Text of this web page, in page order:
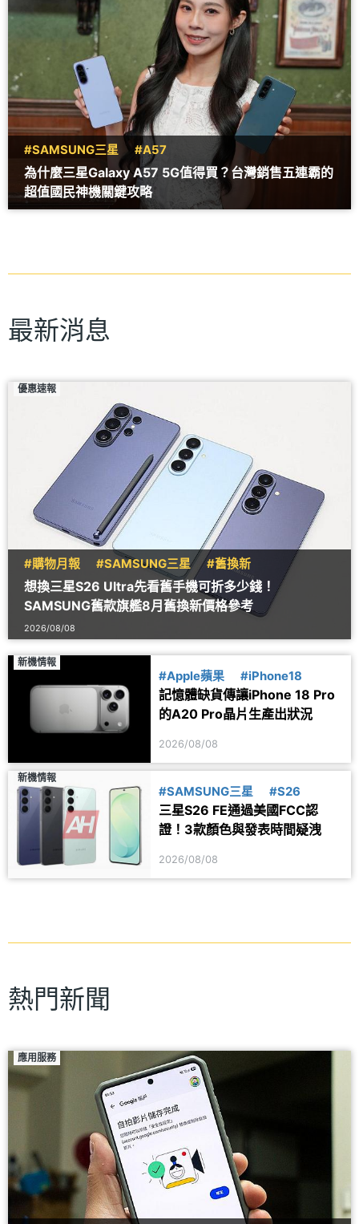
#SAMSUNG三星 #A57
為什麼三星Galaxy A57 5G值得買？台灣銷售五連霸的
超值國民神機關鍵攻略
最新消息
優惠速報
#購物月報 #SAMSUNG三星 #舊換新
想換三星S26 Ultra先看舊手機可折多少錢！
SAMSUNG舊款旗艦8月舊換新價格參考
2026/08/08
新機情報
#Apple蘋果 #iPhone18
記憶體缺貨傳讓iPhone 18 Pro
的A20 Pro晶片生產出狀況
2026/08/08
新機情報
#SAMSUNG三星 #S26
三星S26 FE通過美國FCC認
證！3款顏色與發表時間疑洩
2026/08/08
熱門新聞
應用服務